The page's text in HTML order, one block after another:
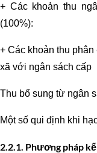
+ Các khoản thu
(100%):
+ Các khoản thu
xã với ngân sách
Thu bổ sung từ ngân
Một số qui định khi
2.2.1. Phương pháp